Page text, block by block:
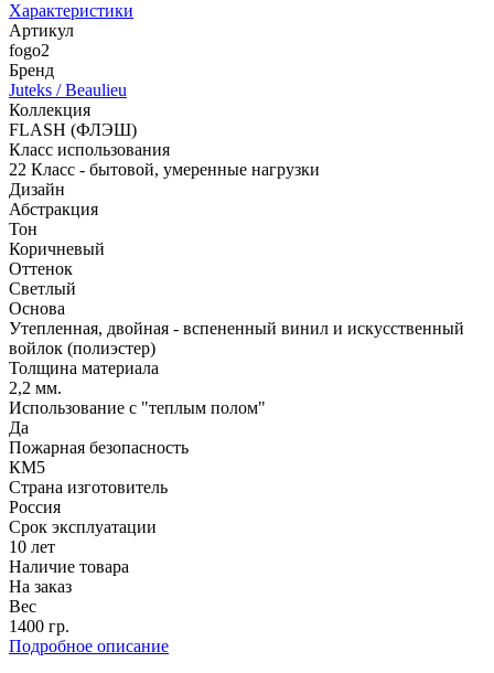
Характеристики
Артикул
fogo2
Бренд
Juteks / Beaulieu
Коллекция
FLASH (ФЛЭШ)
Класс использования
22 Класс - бытовой, умеренные нагрузки
Дизайн
Абстракция
Тон
Коричневый
Оттенок
Светлый
Основа
Утепленная, двойная - вспененный винил и искусственный
войлок (полиэстер)
Толщина материала
2,2 мм.
Использование с "теплым полом"
Да
Пожарная безопасность
КМ5
Страна изготовитель
Россия
Срок эксплуатации
10 лет
Наличие товара
На заказ
Вес
1400 гр.
Подробное описание